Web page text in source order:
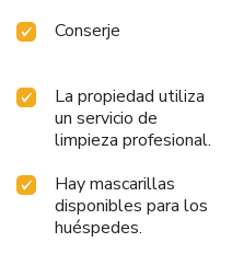
Conserje
La propiedad utiliza
un servicio de
limpieza profesional.
Hay mascarillas
disponibles para los
huéspedes.